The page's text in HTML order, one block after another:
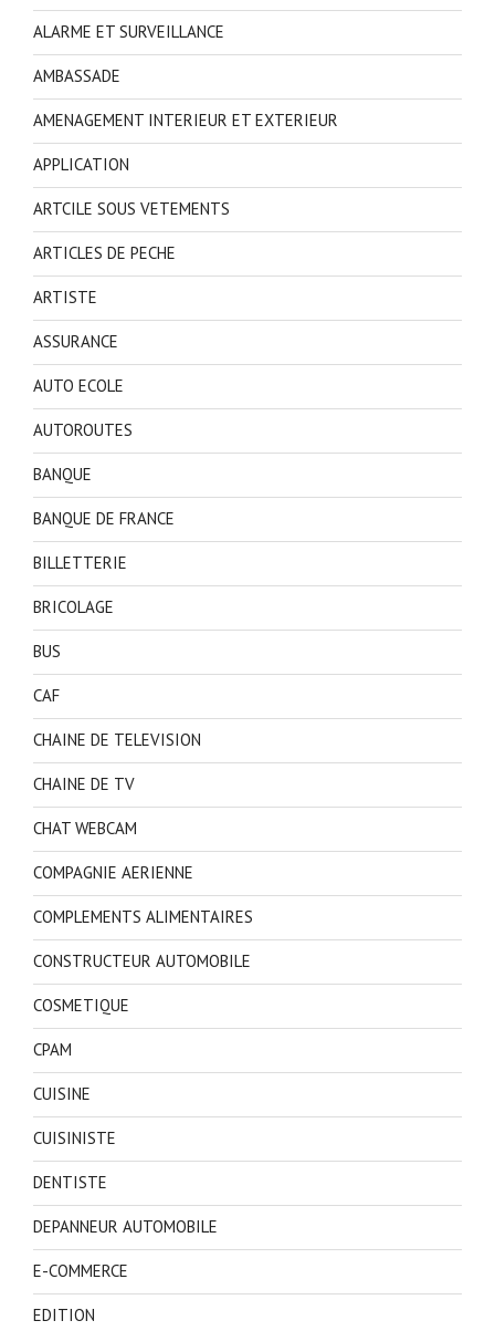
ALARME ET SURVEILLANCE
AMBASSADE
AMENAGEMENT INTERIEUR ET EXTERIEUR
APPLICATION
ARTCILE SOUS VETEMENTS
ARTICLES DE PECHE
ARTISTE
ASSURANCE
AUTO ECOLE
AUTOROUTES
BANQUE
BANQUE DE FRANCE
BILLETTERIE
BRICOLAGE
BUS
CAF
CHAINE DE TELEVISION
CHAINE DE TV
CHAT WEBCAM
COMPAGNIE AERIENNE
COMPLEMENTS ALIMENTAIRES
CONSTRUCTEUR AUTOMOBILE
COSMETIQUE
CPAM
CUISINE
CUISINISTE
DENTISTE
DEPANNEUR AUTOMOBILE
E-COMMERCE
EDITION